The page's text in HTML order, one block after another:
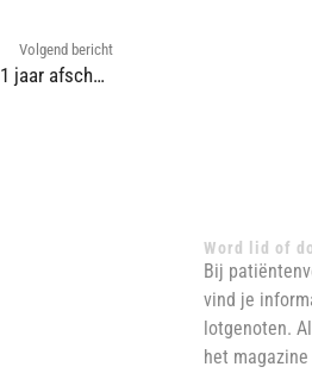
Volgend bericht
Voorzitter Kirsten Jaarsma neemt na 11 jaar afscheid: ‘Ik heb geknokt om een onzichtbare aandoening zichtbaar te maken’
Word lid of
Bij
vind je
lotgenoten.
het magazine